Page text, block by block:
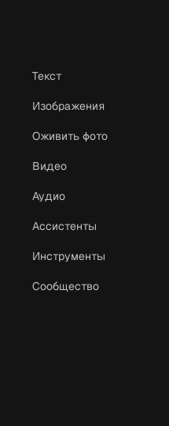
Текст
Изображения
Оживить фото
Видео
Аудио
Ассистенты
Инструменты
Сообщество